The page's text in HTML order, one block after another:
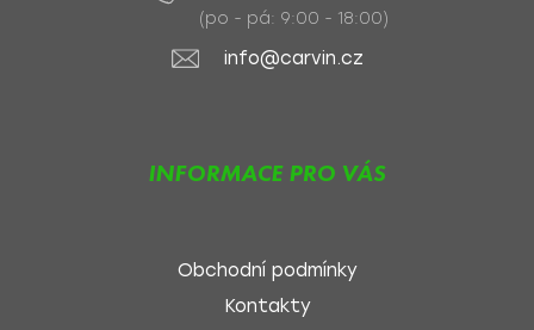
(po - pá: 9:00 - 18:00)
info@carvin.cz
INFORMACE PRO VÁS
Obchodní podmínky
Kontakty